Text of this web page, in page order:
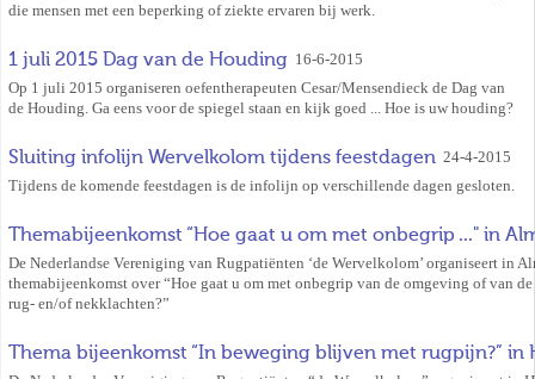
die mensen met een beperking of ziekte ervaren bij werk.
1 juli 2015 Dag van de Houding 16-6-2015
Op 1 juli 2015 organiseren oefentherapeuten Cesar/Mensendieck de Dag van
de Houding. Ga eens voor de spiegel staan en kijk goed ... Hoe is uw houding?
Sluiting infolijn Wervelkolom tijdens feestdagen 24-4-2015
Tijdens de komende feestdagen is de infolijn op verschillende dagen gesloten.
Themabijeenkomst “Hoe gaat u om met onbegrip ..." in
De Nederlandse Vereniging van Rugpatiënten ‘de Wervelkolom’ organiseert in
themabijeenkomst over “Hoe gaat u om met onbegrip van de omgeving of van
rug- en/of nekklachten?”
Thema bijeenkomst “In beweging blijven met rugpijn?” in